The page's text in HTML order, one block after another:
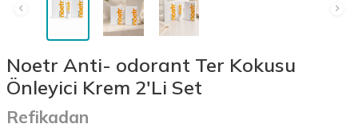
Noetr Anti- odorant Ter Kokusu
Önleyici Krem 2'Li Set
Refikadan